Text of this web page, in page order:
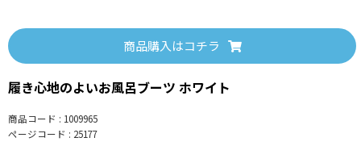
●開封時に材質特有の臭いがあります。気になる場合は風通しの良い場所で陰
干ししてください。
●足のサイズによっては余裕がありますので、作業や歩行に十分注意してくだ
●屋外で使用しないでください。
●発泡EVA素材を使用しておりますので、激しい動きや摩擦しやすい使い方を
商品購入はコチラ
履き心地のよいお風呂ブーツ ホワイト
商品コード : 1009965
ページコード : 25177